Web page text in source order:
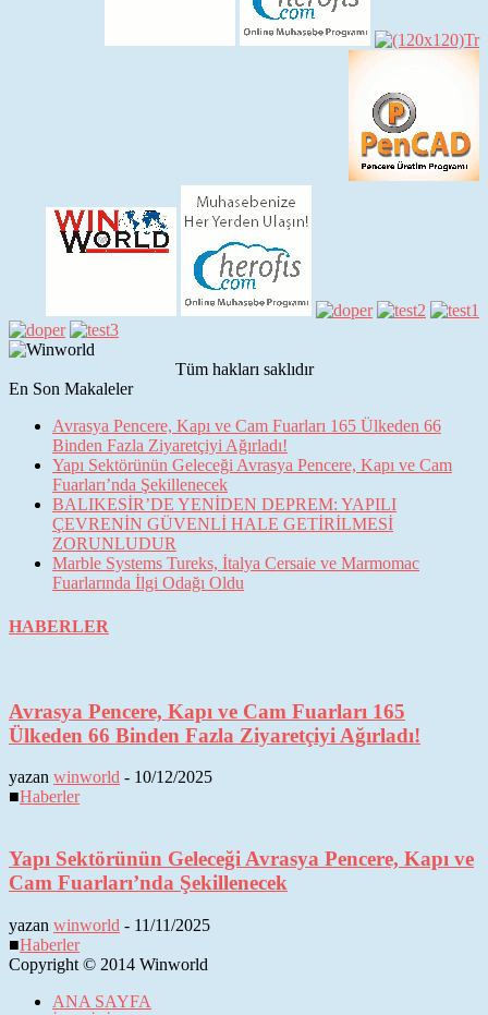
Tüm hakları saklıdır
En Son Makaleler
Avrasya Pencere, Kapı ve Cam Fuarları 165 Ülkeden 66
Binden Fazla Ziyaretçiyi Ağırladı!
Yapı Sektörünün Geleceği Avrasya Pencere, Kapı ve Cam
Fuarları’nda Şekillenecek
BALIKESİR’DE YENİDEN DEPREM: YAPILI
ÇEVRENİN GÜVENLİ HALE GETİRİLMESİ
ZORUNLUDUR
Marble Systems Tureks, İtalya Cersaie ve Marmomac
Fuarlarında İlgi Odağı Oldu
HABERLER
Avrasya Pencere, Kapı ve Cam Fuarları 165
Ülkeden 66 Binden Fazla Ziyaretçiyi Ağırladı!
yazan winworld - 10/12/2025
■Haberler
Yapı Sektörünün Geleceği Avrasya Pencere, Kapı ve
Cam Fuarları’nda Şekillenecek
yazan winworld - 11/11/2025
■Haberler
Copyright © 2014 Winworld
ANA SAYFA